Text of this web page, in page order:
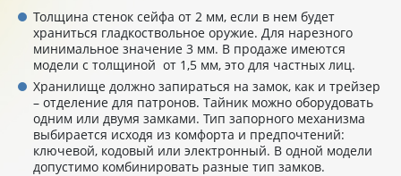
Толщина стенок сейфа от 2 мм, если в нем будет
храниться гладкоствольное оружие. Для нарезного
минимальное значение 3 мм. В продаже имеются
модели с толщиной от 1,5 мм, это для частных лиц.
Хранилище должно запираться на замок, как и трейзер
– отделение для патронов. Тайник можно оборудовать
одним или двумя замками. Тип запорного механизма
выбирается исходя из комфорта и предпочтений:
ключевой, кодовый или электронный. В одной модели
допустимо комбинировать разные тип замков.